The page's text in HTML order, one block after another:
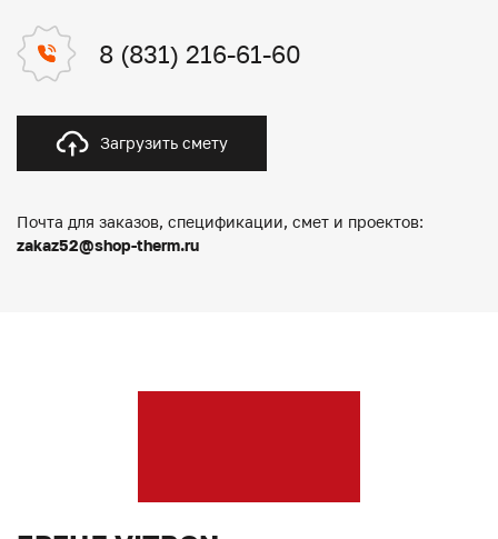
8 (831) 216-61-60
Загрузить смету
Почта для заказов, спецификации, смет и проектов:
zakaz52@shop-therm.ru